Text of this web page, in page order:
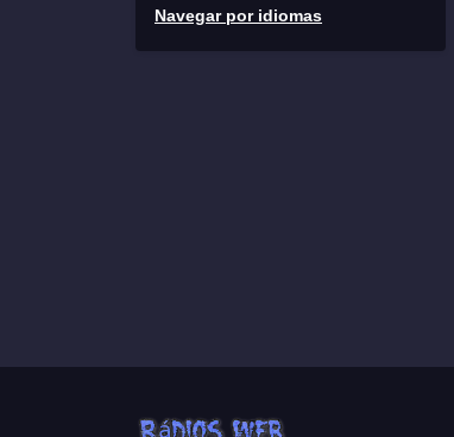
Navegar por idiomas